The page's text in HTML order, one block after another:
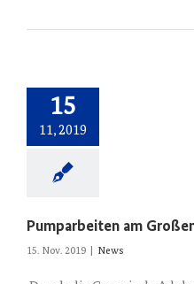
15
11, 2019
Pumparbeiten am
15. Nov. 2019 News